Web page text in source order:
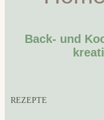
Back- und
REZEPTE